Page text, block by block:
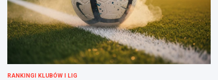
RANKINGI KLUBÓW I LIG